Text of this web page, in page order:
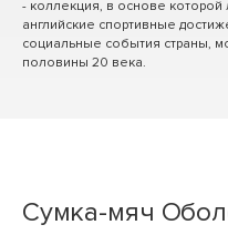
- коллекция, в основе которой
английские спортивные
социальные события страны,
половины 20 века.
Сумка-мяч